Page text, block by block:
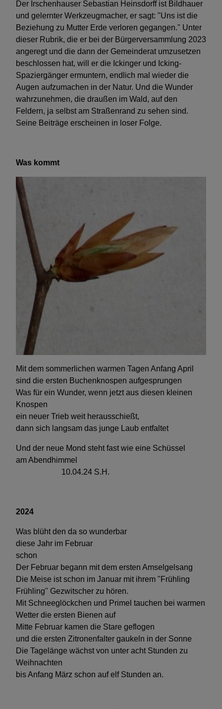
Glaube & Kirche
Der Irschenhauser Sebastian Heinsdorff ist Bildhauer
und gelernter Werkzeugmacher, er sagt: "Uns ist die
Beziehung zu Mutter Erde verloren gegangen." Unter
dieser Rubrik, die er bei der Bürgerversammlung 2023
angeregt und die dann der Gemeinderat umzusetzen
beschlossen hat, will er die Ickinger und Icking-
Spaziergänger ermuntern, endlich mal wieder die
Augen aufzumachen in der Natur. Und die Wunder
wahrzunehmen, die draußen im Wald, auf den
Feldern, ja selbst am Straßenrand zu sehen sind.
Seine Beiträge erscheinen in loser Folge.
Was kommt
Mit dem sommerlichen warmen Tagen Anfang April
sind die ersten Buchenknospen aufgesprungen
Was für ein Wunder, wenn jetzt aus diesen kleinen
Knospen
ein neuer Trieb weit herausschießt,
dann sich langsam das junge Laub entfaltet
Und der neue Mond steht fast wie eine Schüssel
am Abendhimmel
10.04.24 S.H.
2024
Was blüht den da so wunderbar
diese Jahr im Februar
schon
Der Februar begann mit dem ersten Amselgelsang
Die Meise ist schon im Januar mit ihrem "Frühling
Frühling" Gezwitscher zu hören.
Mit Schneeglöckchen und Primel tauchen bei warmen
Wetter die ersten Bienen auf
Mitte Februar kamen die Stare geflogen
und die ersten Zitronenfalter gaukeln in der Sonne
Die Tagelänge wächst von unter acht Stunden zu
Weihnachten
bis Anfang März schon auf elf Stunden an.